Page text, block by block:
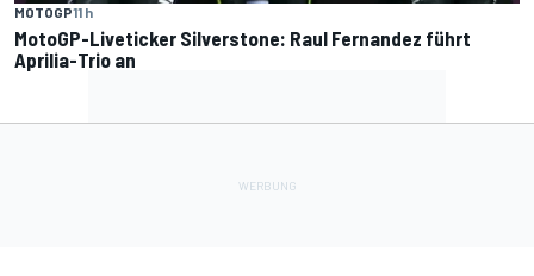
MOTOGP11 h
MotoGP-Liveticker Silverstone: Raul Fernandez führt
Aprilia-Trio an